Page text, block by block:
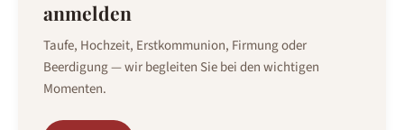
anmelden
Taufe, Hochzeit, Erstkommunion, Firmung oder
Beerdigung — wir begleiten Sie bei den wichtigen
Momenten.